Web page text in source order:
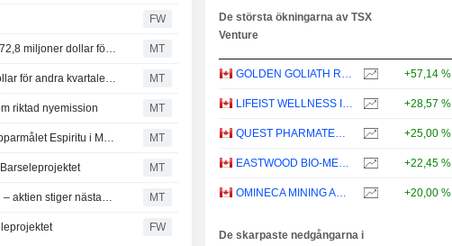
FW
Resultat i korthet: PetroTal rapporterar en omsättning på 72,8 miljoner dollar för andra kvartalet MT
Alvopetro Energy rapporterar intäkter på 19,2 miljoner dollar för andra kvartalet – slår analytikernas förväntningar MT
riktad nyemission MT
Defiance Silver får godkänt för upp till 172 borrhål vid kopparmålet Espiritu i Mexiko MT
MT
Amex Gold Mining slutför sprängningsarbeten vid Perron – aktien stiger nästan 8 procent MT
FW
De största ökningarna av TSX
Venture
GOLDEN GOLIATH RESOURCES LTD. +57,14 %
LIFEIST WELLNESS INC. +28,57 %
QUEST PHARMATECH INC. +25,00 %
EASTWOOD BIO-MEDICAL CANADA INC. +22,45 %
OMINECA MINING AND METALS LTD. +20,00 %
De skarpaste nedgångarna i